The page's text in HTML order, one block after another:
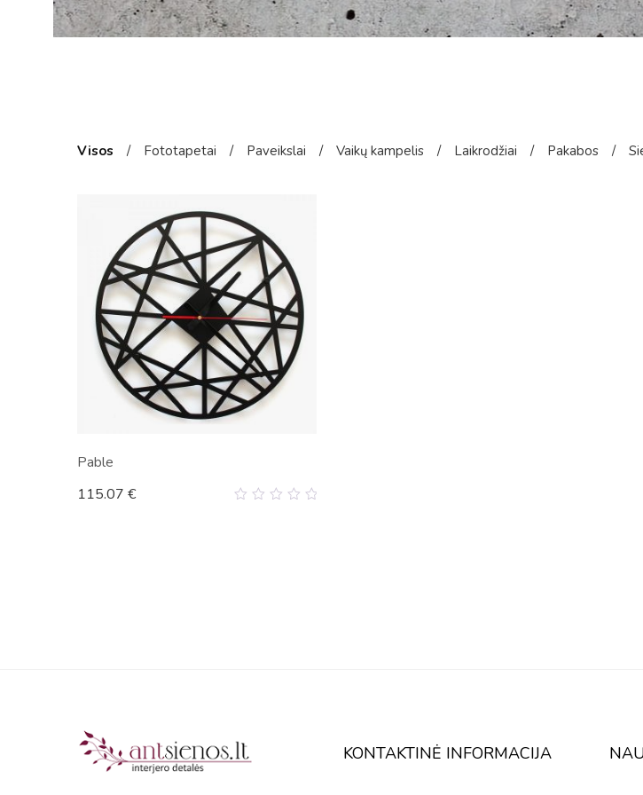
Visos / Fototapetai / Paveikslai / Vaikų kampelis / Laikrodžiai / Pakabos /
Pable
115.07 €
KONTAKTINĖ INFORMACIJA